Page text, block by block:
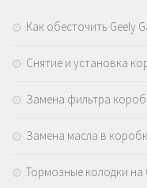
Как обесточить Geely
Снятие и установка
Замена фильтра
Замена масла в
Тормозные колодки на